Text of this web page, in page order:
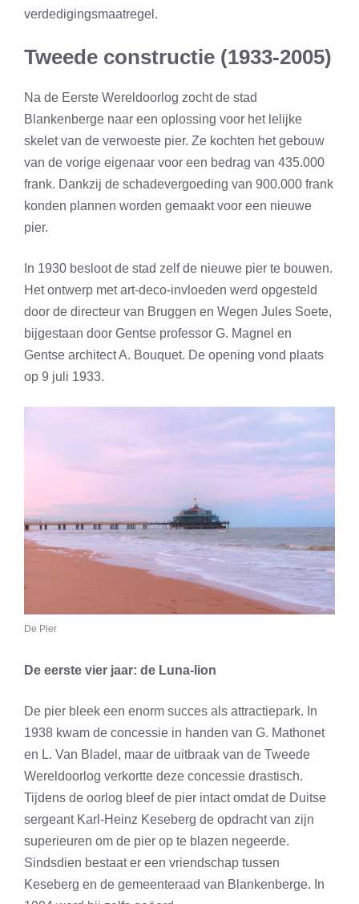
verdedigingsmaatregel.
Tweede constructie (1933-2005)
Na de Eerste Wereldoorlog zocht de stad
Blankenberge naar een oplossing voor het lelijke
skelet van de verwoeste pier. Ze kochten het gebouw
van de vorige eigenaar voor een bedrag van 435.000
frank. Dankzij de schadevergoeding van 900.000 frank
konden plannen worden gemaakt voor een nieuwe
pier.
In 1930 besloot de stad zelf de nieuwe pier te bouwen.
Het ontwerp met art-deco-invloeden werd opgesteld
door de directeur van Bruggen en Wegen Jules Soete,
bijgestaan door Gentse professor G. Magnel en
Gentse architect A. Bouquet. De opening vond plaats
op 9 juli 1933.
De Pier
De eerste vier jaar: de Luna-lion
De pier bleek een enorm succes als attractiepark. In
1938 kwam de concessie in handen van G. Mathonet
en L. Van Bladel, maar de uitbraak van de Tweede
Wereldoorlog verkortte deze concessie drastisch.
Tijdens de oorlog bleef de pier intact omdat de Duitse
sergeant Karl-Heinz Keseberg de opdracht van zijn
superieuren om de pier op te blazen negeerde.
Sindsdien bestaat er een vriendschap tussen
Keseberg en de gemeenteraad van Blankenberge. In